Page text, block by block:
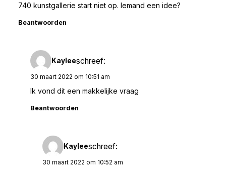
740 kunstgallerie start niet op. Iemand een idee?
Beantwoorden
Kayleeschreef:
30 maart 2022 om 10:51 am
Ik vond dit een makkelijke vraag
Beantwoorden
Kayleeschreef:
30 maart 2022 om 10:52 am